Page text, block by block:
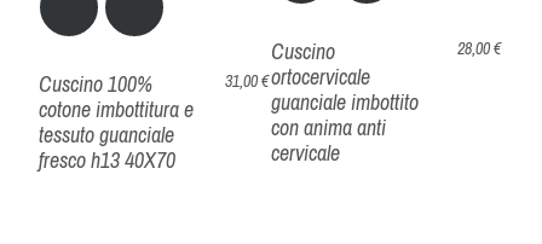
Cuscino 100%
cotone imbottitura e
tessuto guanciale
fresco h13 40X70
31,00 €
Cuscino
ortocervicale
guanciale imbottito
con anima anti
cervicale
28,00 €